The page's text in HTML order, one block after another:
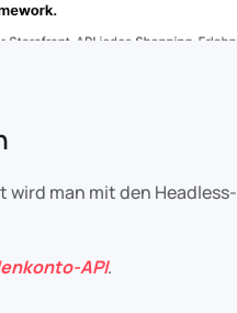
man mit den Headless-
API.